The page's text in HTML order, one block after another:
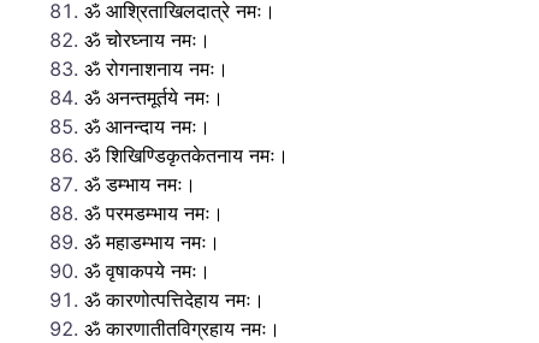
ॐ आश्रिताखिलदात्रे नमः।
ॐ चोरघ्नाय नमः।
ॐ रोगनाशनाय नमः।
ॐ अनन्तमूर्तये नमः।
ॐ आनन्दाय नमः।
ॐ शिखिण्डिकृतकेतनाय नमः।
ॐ डम्भाय नमः।
ॐ परमडम्भाय नमः।
ॐ महाडम्भाय नमः।
ॐ वृषाकपये नमः।
ॐ कारणोत्पत्तिदेहाय नमः।
ॐ कारणातीतविग्रहाय नमः।